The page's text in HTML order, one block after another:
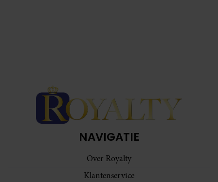
NAVIGATIE
Over Royalty
Klantenservice